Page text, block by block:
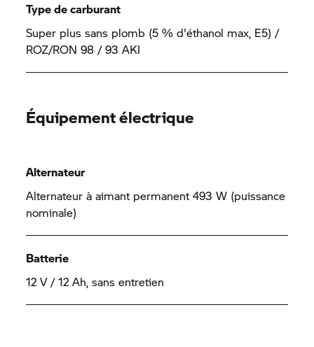
Type de carburant
Super plus sans plomb (5 % d'éthanol max, E5) /
ROZ/RON 98 / 93 AKI
Équipement électrique
Alternateur
Alternateur à aimant permanent 493 W (puissance
nominale)
Batterie
12 V / 12 Ah, sans entretien